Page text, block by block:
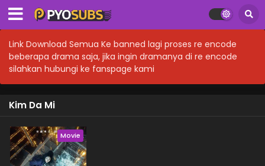
Link Download Semua Ke banned lagi proses re encode
beberapa drama saja, jika ingin dramanya di re encode
silahkan hubungi ke fanspage kami
Kim Da Mi
Movie